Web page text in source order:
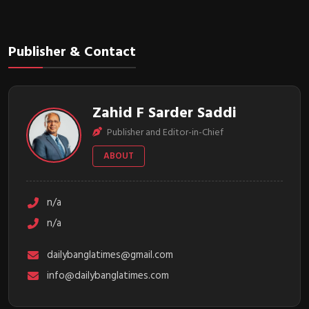
Publisher & Contact
Zahid F Sarder Saddi
Publisher and Editor-in-Chief
ABOUT
n/a
n/a
dailybanglatimes@gmail.com
info@dailybanglatimes.com